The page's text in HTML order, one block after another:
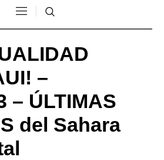
–
– ÚLTIMAS
del Sahara